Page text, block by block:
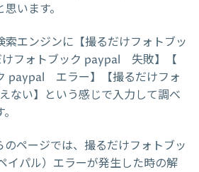
います。
索エンジンに【撮るだけフォトブッ
けフォトブック paypal 失敗】【
paypal エラー】【撮るだけフォ
ない】という感じで入力して調べ
のページでは、撮るだけフォトブッ
イパル）エラーが発生した時の解